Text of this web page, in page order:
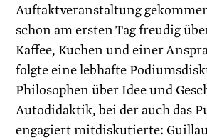
Auftaktveranstaltung
schon am ersten Tag freudig
Kaffee, Kuchen und einer
folgte eine lebhafte
Philosophen über Idee und
Autodidaktik, bei der auch das
engagiert mitdiskutierte: